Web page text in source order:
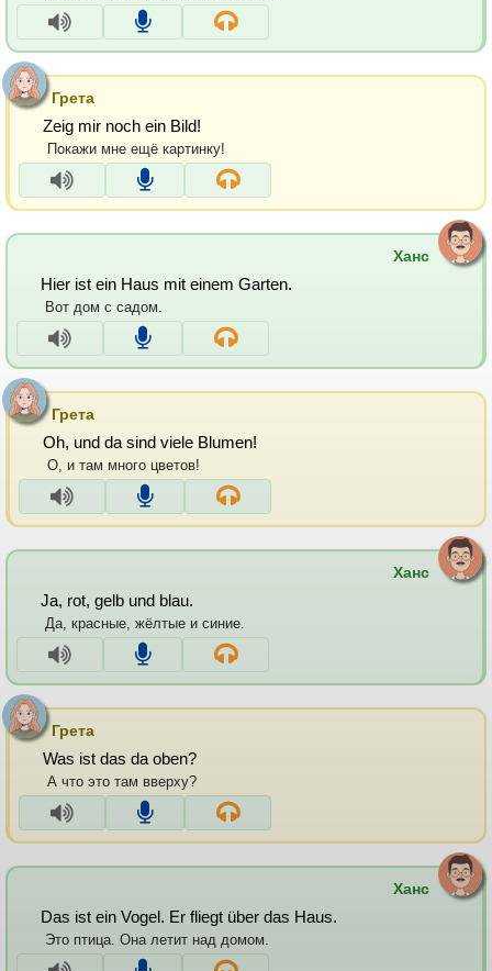
Грета
Zeig mir noch ein Bild!
Покажи мне ещё картинку!
Ханс
Hier ist ein Haus mit einem Garten.
Вот дом с садом.
Грета
Oh, und da sind viele Blumen!
О, и там много цветов!
Ханс
Ja, rot, gelb und blau.
Да, красные, жёлтые и синие.
Грета
Was ist das da oben?
А что это там вверху?
Ханс
Das ist ein Vogel. Er fliegt über das Haus.
Это птица. Она летит над домом.